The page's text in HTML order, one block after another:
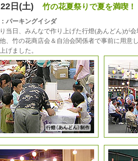
日(土) 竹の花夏祭りで夏を満喫！
パーキングイシダ
当日、みんなで作り上げた行燈(あんどん)が
、竹の花商店会＆自治会関係者で事前に用意
げました。